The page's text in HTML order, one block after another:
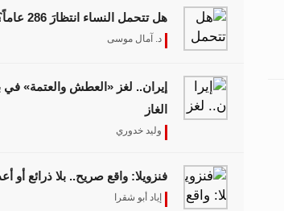
هل تتحمل النساء انتظارَ 286 عاماً؟
د. آمال موسى
إيران.. لغز «العطش والعتمة» في
الغاز
وليد خدوري
فنزويلا: واقع صريح.. بلا ذرائع أو
إياد أبو شقرا